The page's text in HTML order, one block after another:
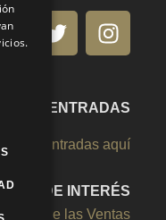
DE ENTRADAS
tus entradas aquí
DE INTERÉS
de las Ventas